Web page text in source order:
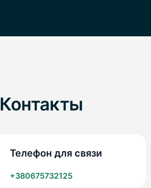
Контакты
Телефон для связи
+380675732125